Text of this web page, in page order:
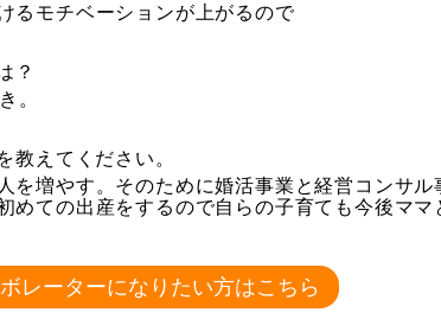
るモチベーションが上がるので
？
。
教えてください。
を増やす。そのために婚活事業と経営コンサル
ての出産をするので自らの子育ても今後ママ
レーターになりたい方はこちら